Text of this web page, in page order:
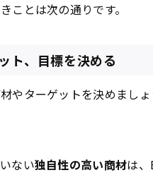
ことは次の通りです。
ト、目標を決める
やターゲットを決めましょ
ない独自性の高い商材は